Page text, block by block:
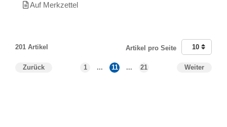
Auf Merkzettel
201 Artikel
Zurück 1 ... 11 ... 21 Weiter
Artikel pro Seite 10